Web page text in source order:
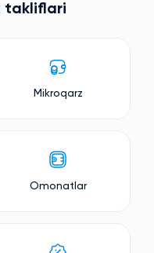
takliflari
Mikroqarz
Omonatlar